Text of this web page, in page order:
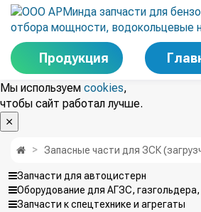
Продукция
Мы используем cookies,
чтобы сайт работал лучше.
Запасные части для ЗСК
Запчасти для автоцистерн
Оборудование для АГЗС,
Запчасти к спецтехнике и агрегаты